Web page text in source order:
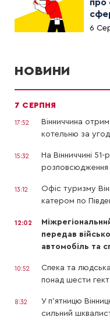
про
6
НОВИНИ
7 СЕРПНЯ
17:52
Вінниччина
котельню за
15:32
На Вінниччині
розповсюдження
13:12
Офіс туризму
катером по
12:02
передав
автомобіль та
10:52
Спека та
понад шести
8:32
У п’ятницю
сильний